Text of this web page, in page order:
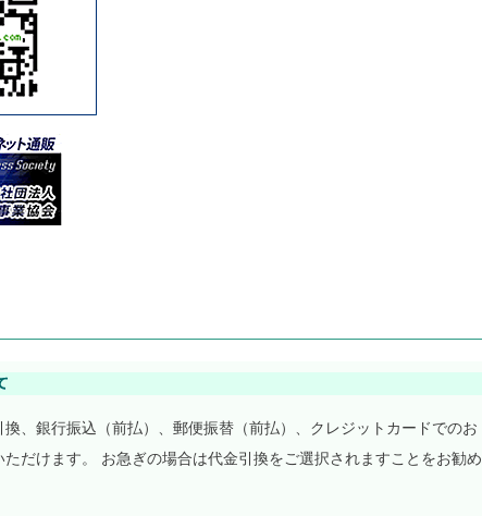
換、銀行振込（前払）、郵便振替（前払）、クレジットカードでのお
だけます。 お急ぎの場合は代金引換をご選択されますことをお勧め